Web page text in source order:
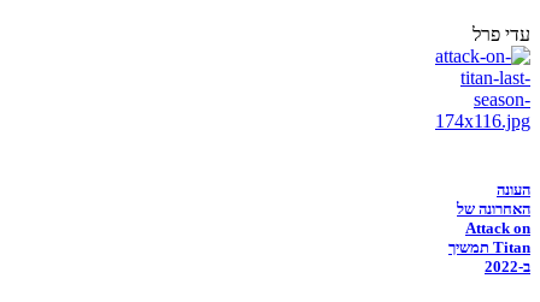
עדי פרל
העונה
האחרונה של
Attack on
Titan תמשיך
ב-2022